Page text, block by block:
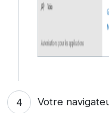
Votre